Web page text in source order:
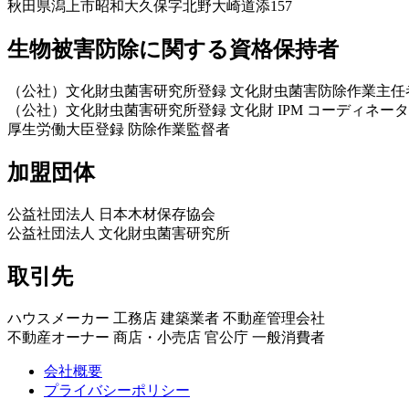
秋田県潟上市昭和大久保字北野大崎道添157
生物被害防除に関する資格保持者
（公社）文化財虫菌害研究所登録 文化財虫菌害防除作業主任
（公社）文化財虫菌害研究所登録 文化財 IPM コーディネータ
厚生労働大臣登録 防除作業監督者
加盟団体
公益社団法人 日本木材保存協会
公益社団法人 文化財虫菌害研究所
取引先
ハウスメーカー 工務店 建築業者 不動産管理会社
不動産オーナー 商店・小売店 官公庁 一般消費者
会社概要
プライバシーポリシー